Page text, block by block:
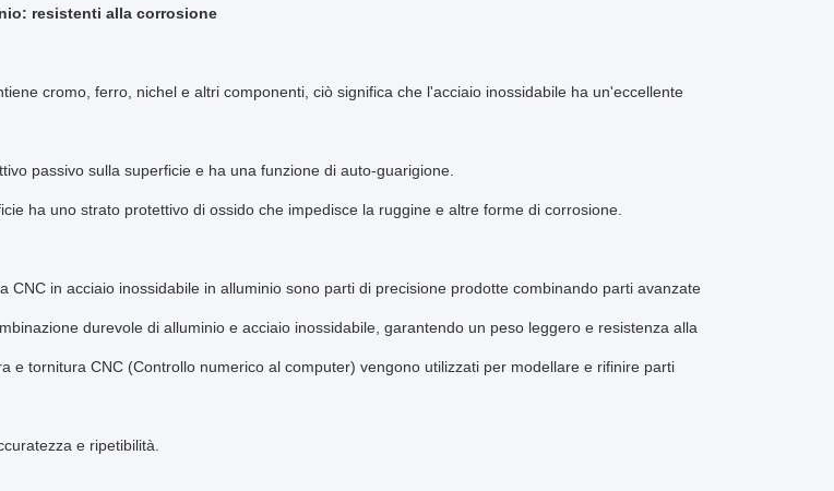
resistenti alla corrosione
cromo, ferro, nichel e altri componenti, ciò significa che l'acciaio inossidabile ha un'eccellente
passivo sulla superficie e ha una funzione di auto-guarigione.
ha uno strato protettivo di ossido che impedisce la ruggine e altre forme di corrosione.
CNC in acciaio inossidabile in alluminio sono parti di precisione prodotte combinando parti avanzate
durevole di alluminio e acciaio inossidabile, garantendo un peso leggero e resistenza alla
e tornitura CNC (Controllo numerico al computer) vengono utilizzati per modellare e rifinire parti
e ripetibilità.